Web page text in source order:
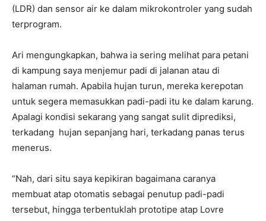
(LDR) dan sensor air ke dalam mikrokontroler yang sudah
terprogram.
Ari mengungkapkan, bahwa ia sering melihat para petani
di kampung saya menjemur padi di jalanan atau di
halaman rumah. Apabila hujan turun, mereka kerepotan
untuk segera memasukkan padi-padi itu ke dalam karung.
Apalagi kondisi sekarang yang sangat sulit diprediksi,
terkadang hujan sepanjang hari, terkadang panas terus
menerus.
“Nah, dari situ saya kepikiran bagaimana caranya
membuat atap otomatis sebagai penutup padi-padi
tersebut, hingga terbentuklah prototipe atap Lovre